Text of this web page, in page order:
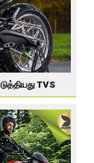
TVS